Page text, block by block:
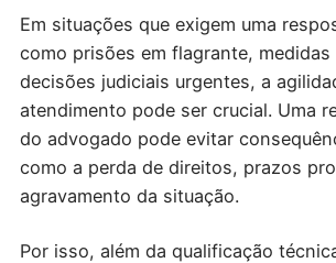
Em situações que exigem uma
como prisões em flagrante,
decisões judiciais urgentes, a
atendimento pode ser crucial. Uma
do advogado pode evitar
como a perda de direitos, prazos
agravamento da situação.
Por isso, além da qualificação